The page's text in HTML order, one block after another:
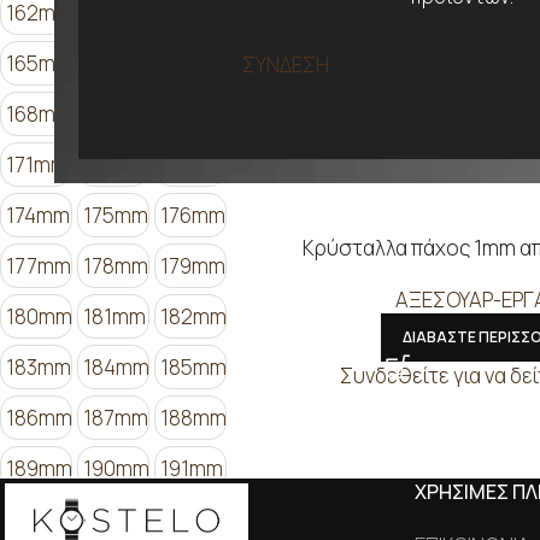
ΣΥΝΔΕΣΗ
162mm
165mm
168mm
171mm
172mm 173mm
174mm 175mm 176mm
177mm 178mm 179mm
180mm 181mm
182mm
183mm 184mm 185mm
186mm 187mm 188mm
189mm 190mm 191mm
192mm 193mm 194mm
Κρύσταλλα πάχος 1mm
ΑΞΕΣΟΥΑΡ-
ΔΙΑΒΑΣΤΕ
Συνδεθείτε για να
ΧΡΗΣΙΜΕΣ